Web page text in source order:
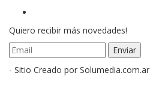
Quiero recibir más novedades!
- Sitio Creado por Solumedia.com.ar